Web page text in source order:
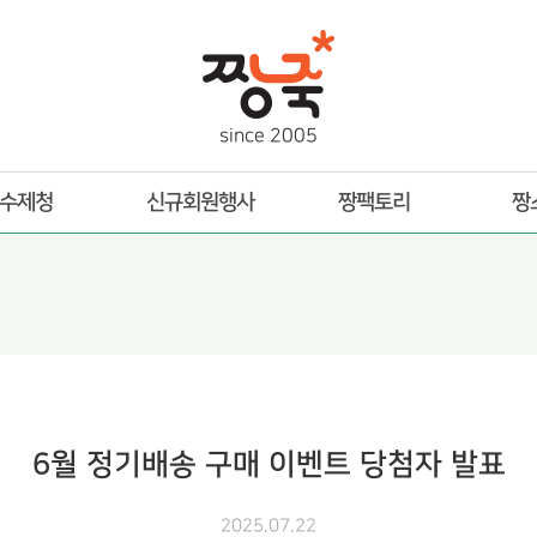
since 2005
수제청 신규회원행사 짱팩토리 짱
6월 정기배송 구매 이벤트 당첨자 발표
2025.07.22